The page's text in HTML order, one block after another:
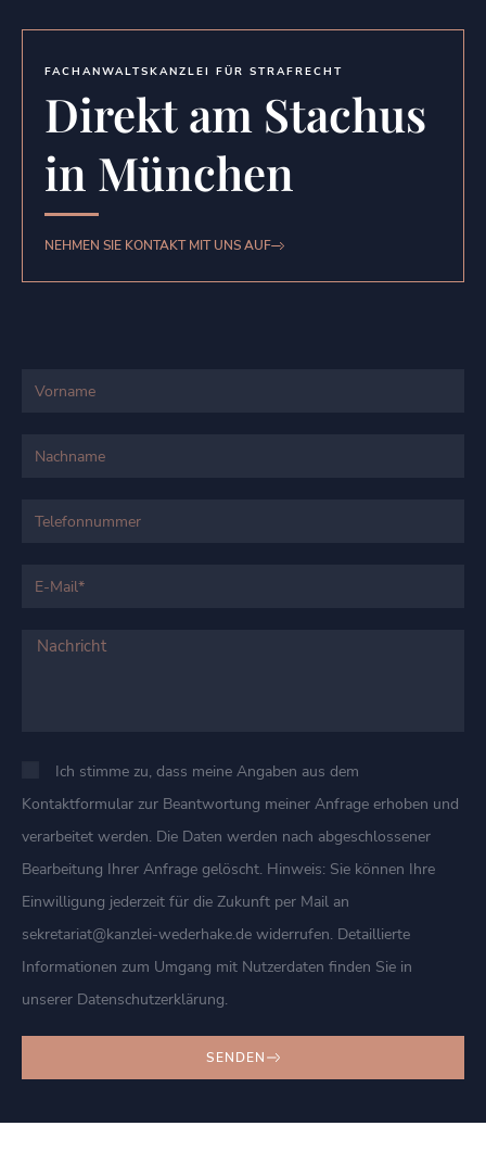
FACHANWALTSKANZLEI FÜR STRAFRECHT
Direkt am Stachus
in München
NEHMEN SIE KONTAKT MIT UNS AUF
Ich stimme zu, dass meine Angaben aus dem
Kontaktformular zur Beantwortung meiner Anfrage erhoben und
verarbeitet werden. Die Daten werden nach abgeschlossener
Bearbeitung Ihrer Anfrage gelöscht. Hinweis: Sie können Ihre
Einwilligung jederzeit für die Zukunft per Mail an
sekretariat@kanzlei-wederhake.de widerrufen. Detaillierte
Informationen zum Umgang mit Nutzerdaten finden Sie in
unserer Datenschutzerklärung.
SENDEN